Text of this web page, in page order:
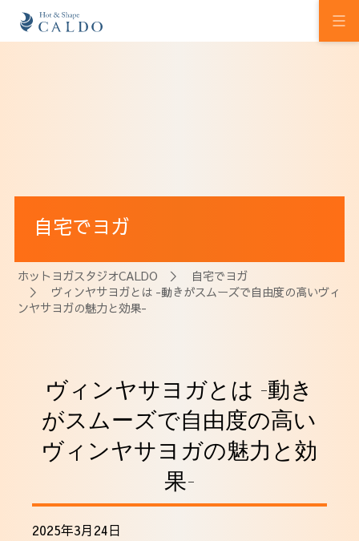
スタジオを探す
プログラム
料金
ウェルチケ
採用情報
自宅でヨガ
ホットヨガスタジオCALDO ＞ 自宅でヨガ
＞ ヴィンヤサヨガとは -動きがスムーズで自由度の高いヴィ
ンヤサヨガの魅力と効果-
ヴィンヤサヨガとは -動き
がスムーズで自由度の高い
ヴィンヤサヨガの魅力と効
果-
2025年3月24日